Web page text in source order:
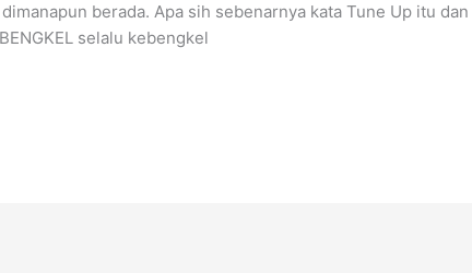
dimanapun berada. Apa sih sebenarnya kata Tune Up itu dan
selalu kebengkel